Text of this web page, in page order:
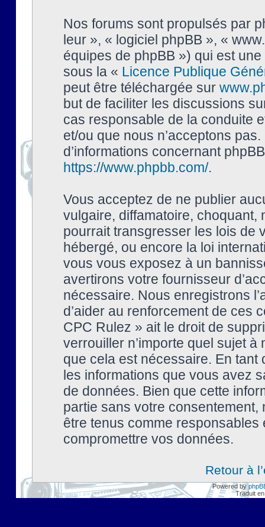
Nos forums sont propulsés par
leur », « logiciel phpBB », «
équipes de phpBB ») qui est
sous la « Licence Publique
peut être téléchargée sur
but de faciliter les discussions
cas responsable de la conduite
et/ou que nous n’acceptons
d’informations concernant
https://www.phpbb.com/.
Vous acceptez de ne publier
vulgaire, diffamatoire, choquant,
pourrait transgresser les lois de
hébergé, ou encore la loi
vous vous exposez à un
avertirons votre fournisseur
nécessaire. Nous enregistrons
d’aider au renforcement de ces
CPC Rulez » ait le droit de
verrouiller n’importe quel sujet à
que cela est nécessaire. En tant
les informations que vous avez
de données. Bien que cette
partie sans votre
être tenus comme
compromettre vos données.
Retour à
Powered by
Traduit